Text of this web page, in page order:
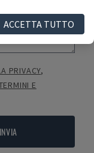
PRIVACY,
E
INVIA
ACCETTA TUTTO